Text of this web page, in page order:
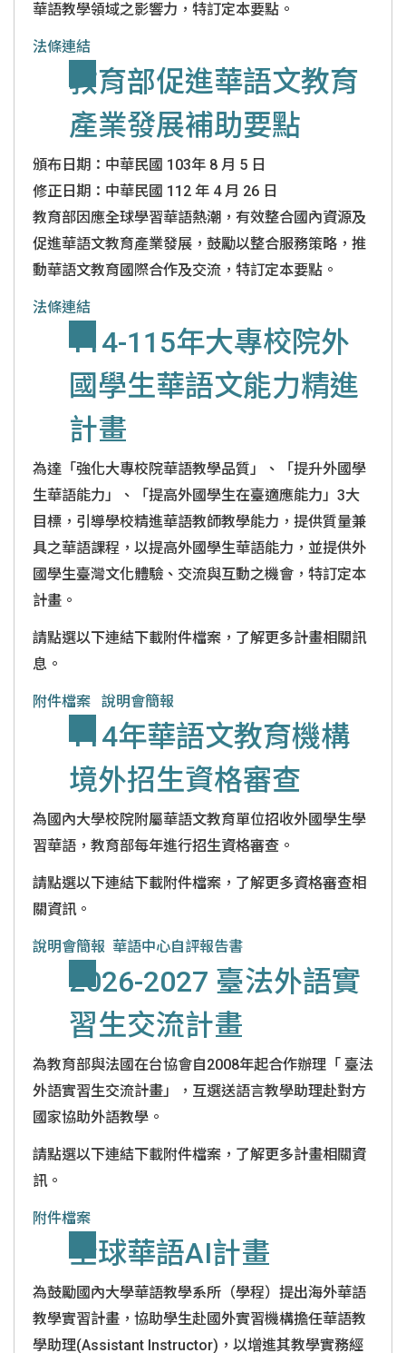
華語教學領域之影響力，特訂定本要點。
法條連結
教育部促進華語文教育
產業發展補助要點
頒布日期：中華民國 103年 8 月 5 日
修正日期：中華民國 112 年 4 月 26 日
教育部因應全球學習華語熱潮，有效整合國內資源及
促進華語文教育產業發展，鼓勵以整合服務策略，推
動華語文教育國際合作及交流，特訂定本要點。
法條連結
114-115年大專校院外
國學生華語文能力精進
計畫
為達「強化大專校院華語教學品質」、「提升外國學
生華語能力」、「提高外國學生在臺適應能力」3大
目標，引導學校精進華語教師教學能力，提供質量兼
具之華語課程，以提高外國學生華語能力，並提供外
國學生臺灣文化體驗、交流與互動之機會，特訂定本
計畫。
請點選以下連結下載附件檔案，了解更多計畫相關訊
息。
附件檔案 說明會簡報
114年華語文教育機構
境外招生資格審查
為國內大學校院附屬華語文教育單位招收外國學生學
習華語，教育部每年進行招生資格審查。
請點選以下連結下載附件檔案，了解更多資格審查相
關資訊。
說明會簡報 華語中心自評報告書
2026-2027 臺法外語實
習生交流計畫
為教育部與法國在台協會自2008年起合作辦理「 臺法
外語實習生交流計畫」，互選送語言教學助理赴對方
國家協助外語教學。
請點選以下連結下載附件檔案，了解更多計畫相關資
訊。
附件檔案
全球華語AI計畫
為鼓勵國內大學華語教學系所（學程）提出海外華語
教學實習計畫，協助學生赴國外實習機構擔任華語教
學助理(Assistant Instructor)，以增進其教學實務經